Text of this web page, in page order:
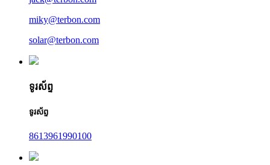
miky@terbon.com
solar@terbon.com
ទូរស័ព្ទ
ទូរស័ព្ទ
8613961990100